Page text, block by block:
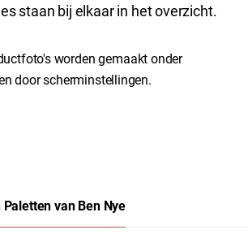
staan bij elkaar in het overzicht.
worden gemaakt onder
door scherminstellingen.
van Ben Nye